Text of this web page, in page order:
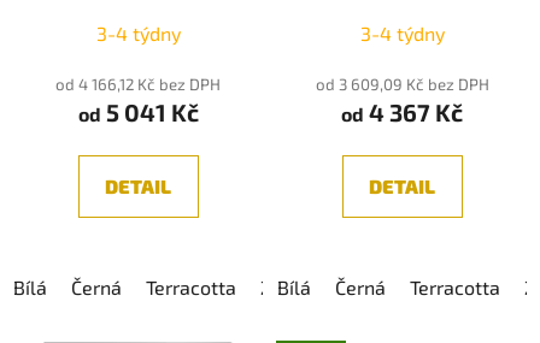
vypínačemhodnocení
produktu
je
z
3-4 týdny
od 4 166,12 Kč bez DPH
od 5 041 Kč
DETAIL
Bílá Černá Terracotta Zlatá Šedá Béžová
3-4 týdny
od 3 609,09 Kč bez DPH
od 4 367 Kč
DETAIL
Bílá Černá Terracotta